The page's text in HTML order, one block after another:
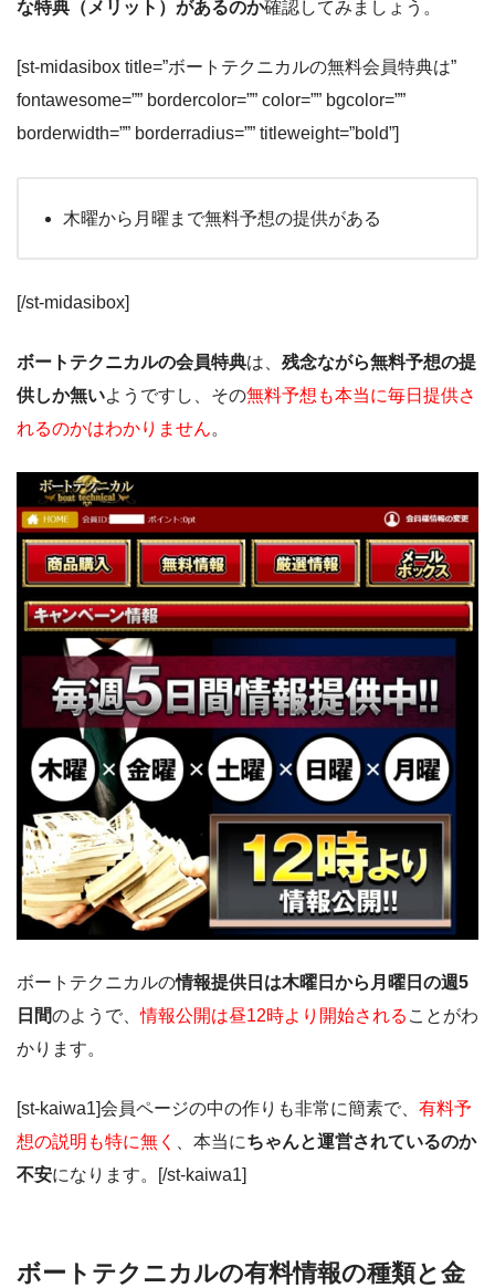
な特典（メリット）があるのか確認してみましょう。
[st-midasibox title=”ボートテクニカルの無料会員特典は”
fontawesome=”” bordercolor=”” color=”” bgcolor=””
borderwidth=”” borderradius=”” titleweight=”bold”]
木曜から月曜まで無料予想の提供がある
[/st-midasibox]
ボートテクニカルの会員特典は、 残念ながら無料予想の提
供しか無いようですし、その無料予想も本当に毎日提供さ
れるのかはわかりません。
ボートテクニカルの情報提供日は木曜日から月曜日の週5
日間のようで、情報公開は昼12時より開始される ことがわ
かります。
[st-kaiwa1]会員ページの中の作りも非常に簡素で、 有料予
想の説明も特に無く
、本当にちゃんと運営されているのか
不安になります。[/st-kaiwa1]
ボートテクニカルの有料情報の種類と金